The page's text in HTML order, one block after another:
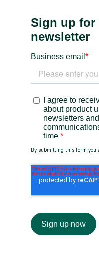
Heading 3